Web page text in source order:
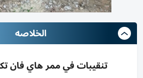
الخلاصه
تنقيبات في ممر هاي فان